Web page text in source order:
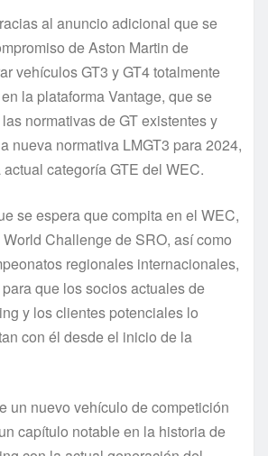
al anuncio adicional que se
de Aston Martin de
vehículos GT3 y GT4 totalmente
la plataforma Vantage, que se
normativas de GT existentes y
nueva normativa LMGT3 para 2024,
categoría GTE del WEC.
se espera que compita en el WEC,
Challenge de SRO, así como
regionales internacionales,
que los socios actuales de
y los clientes potenciales lo
con él desde el inicio de la
un nuevo vehículo de competición
capítulo notable en la historia de